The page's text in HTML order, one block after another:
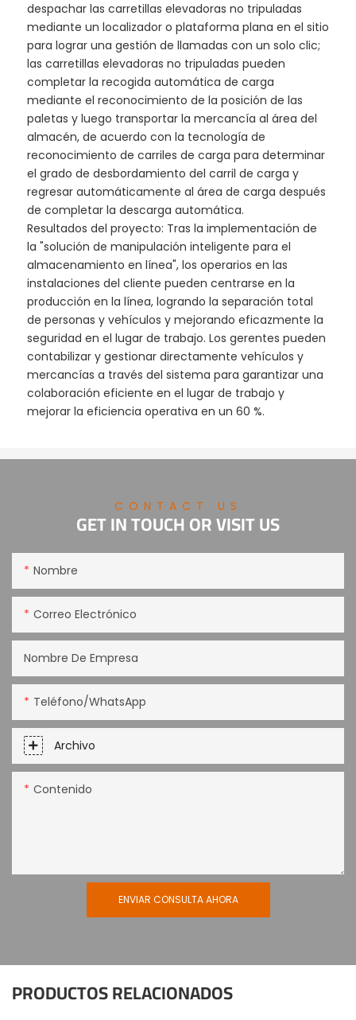
despachar las carretillas elevadoras no tripuladas
mediante un localizador o plataforma plana en el sitio
para lograr una gestión de llamadas con un solo clic;
las carretillas elevadoras no tripuladas pueden
completar la recogida automática de carga
mediante el reconocimiento de la posición de las
paletas y luego transportar la mercancía al área del
almacén, de acuerdo con la tecnología de
reconocimiento de carriles de carga para determinar
el grado de desbordamiento del carril de carga y
regresar automáticamente al área de carga después
de completar la descarga automática.
Resultados del proyecto: Tras la implementación de
la "solución de manipulación inteligente para el
almacenamiento en línea", los operarios en las
instalaciones del cliente pueden centrarse en la
producción en la línea, logrando la separación total
de personas y vehículos y mejorando eficazmente la
seguridad en el lugar de trabajo. Los gerentes pueden
contabilizar y gestionar directamente vehículos y
mercancías a través del sistema para garantizar una
colaboración eficiente en el lugar de trabajo y
mejorar la eficiencia operativa en un 60 %.
CONTACT US
GET IN TOUCH OR VISIT US
Nombre
Correo Electrónico
Nombre De Empresa
Teléfono/WhatsApp
Archivo
Contenido
ENVIAR CONSULTA AHORA
PRODUCTOS RELACIONADOS